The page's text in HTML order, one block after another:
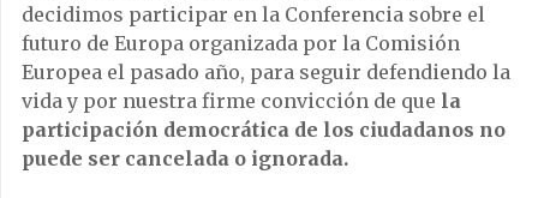
decidimos participar en la Conferencia sobre el
futuro de Europa organizada por la Comisión
Europea el pasado año, para seguir defendiendo la
vida y por nuestra firme convicción de que la
participación democrática de los ciudadanos no
puede ser cancelada o ignorada.